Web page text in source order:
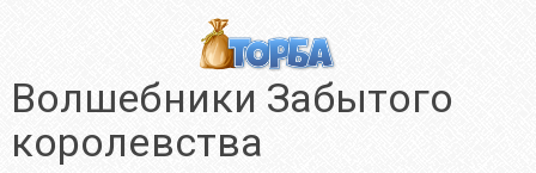
Волшебники Забытого
королевства